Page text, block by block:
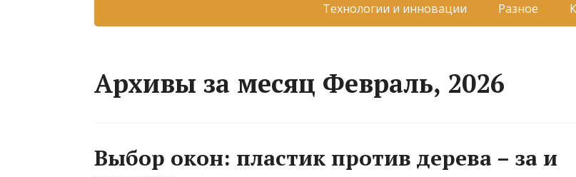
Технологии и инновации Разное
Архивы за месяц Февраль, 2026
Выбор окон: пластик против дерева – за и